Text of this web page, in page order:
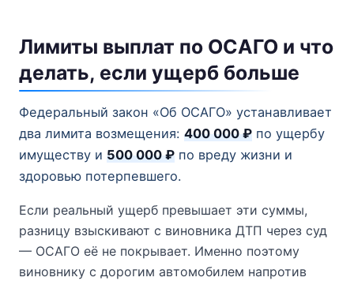
Лимиты выплат по ОСАГО и что
делать, если ущерб больше
Федеральный закон «Об ОСАГО» устанавливает
два лимита возмещения: 400 000 ₽ по ущербу
имуществу и 500 000 ₽ по вреду жизни и
здоровью потерпевшего.
Если реальный ущерб превышает эти суммы,
разницу взыскивают с виновника ДТП через суд
— ОСАГО её не покрывает. Именно поэтому
виновнику с дорогим автомобилем напротив